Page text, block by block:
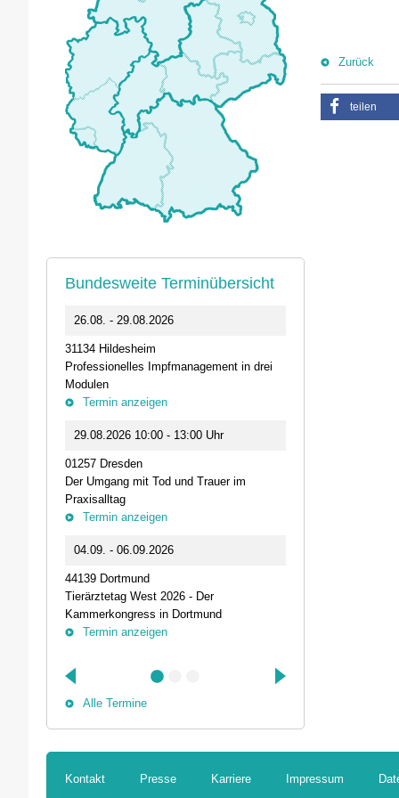
Zurück
teilen
Bundesweite Terminübersicht
26.08. - 29.08.2026
31134 Hildesheim
Professionelles Impfmanagement in drei
Modulen
Termin anzeigen
29.08.2026 10:00 - 13:00 Uhr
01257 Dresden
Der Umgang mit Tod und Trauer im
Praxisalltag
Termin anzeigen
04.09. - 06.09.2026
44139 Dortmund
Tierärztetag West 2026 - Der
Kammerkongress in Dortmund
Termin anzeigen
Alle Termine
Kontakt Presse Karriere Impressum